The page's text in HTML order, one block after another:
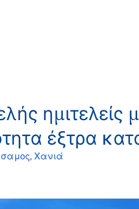
ημιτελείς
έξτρα
, Χανιά